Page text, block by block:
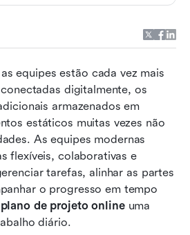
equipes estão cada vez mais
digitalmente, os
armazenados em
estáticos muitas vezes não
As equipes modernas
flexíveis, colaborativas e
tarefas, alinhar as partes
o progresso em tempo
plano de projeto online uma
diário.
seus projetos com
no Lark
de projetos online